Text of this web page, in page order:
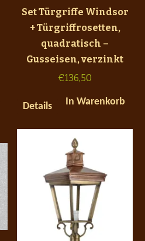
Set Türgriffe Windsor
+ Türgriffrosetten,
quadratisch –
Gusseisen, verzinkt
€136,50
Details In Warenkorb